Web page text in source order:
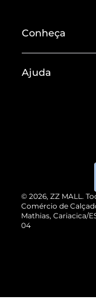
Conheça
Termos de Uso
ZZ MALL é
Cartão
Vendas
Ajuda
Devolução do
Compre pelo
© 2026, ZZ MALL.
Comércio de
Mathias, Cariacica/
04